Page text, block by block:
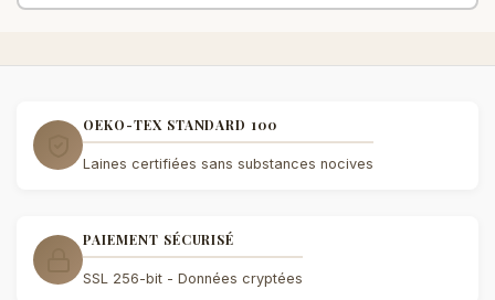
OEKO-TEX STANDARD 100
Laines certifiées sans substances nocives
PAIEMENT SÉCURISÉ
SSL 256-bit - Données cryptées